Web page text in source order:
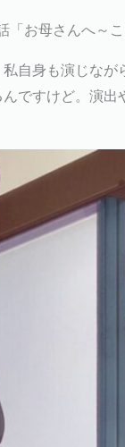
お母さんへ～
自身も演じな
ですけど。演